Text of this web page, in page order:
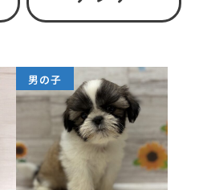
男の子